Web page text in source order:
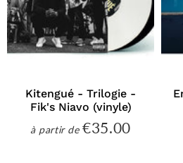
Kitengué - Trilogie -
Fik's Niavo (vinyle)
à partir dePrix
€35.00